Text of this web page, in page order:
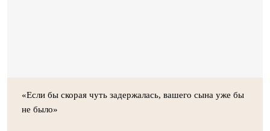
«Если бы скорая чуть задержалась, вашего сына уже бы
не было»